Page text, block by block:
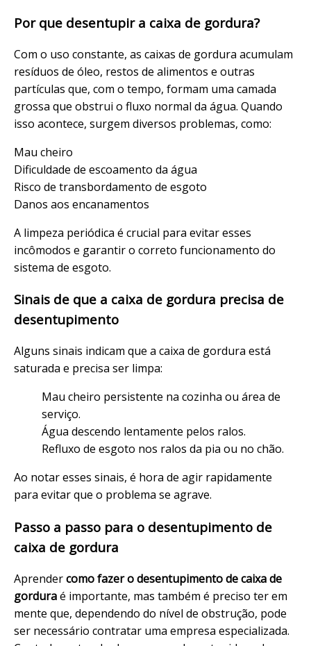
Por que desentupir a caixa de gordura?
Com o uso constante, as caixas de gordura acumulam
resíduos de óleo, restos de alimentos e outras
partículas que, com o tempo, formam uma camada
grossa que obstrui o fluxo normal da água. Quando
isso acontece, surgem diversos problemas, como:
Mau cheiro
Dificuldade de escoamento da água
Risco de transbordamento de esgoto
Danos aos encanamentos
A limpeza periódica é crucial para evitar esses
incômodos e garantir o correto funcionamento do
sistema de esgoto.
Sinais de que a caixa de gordura precisa de
desentupimento
Alguns sinais indicam que a caixa de gordura está
saturada e precisa ser limpa:
Mau cheiro persistente na cozinha ou área de
serviço.
Água descendo lentamente pelos ralos.
Refluxo de esgoto nos ralos da pia ou no chão.
Ao notar esses sinais, é hora de agir rapidamente
para evitar que o problema se agrave.
Passo a passo para o desentupimento de
caixa de gordura
Aprendercomo fazer o desentupimento de caixa de
gorduraé importante, mas também é preciso ter em
mente que, dependendo do nível de obstrução, pode
ser necessário contratar uma empresa especializada.